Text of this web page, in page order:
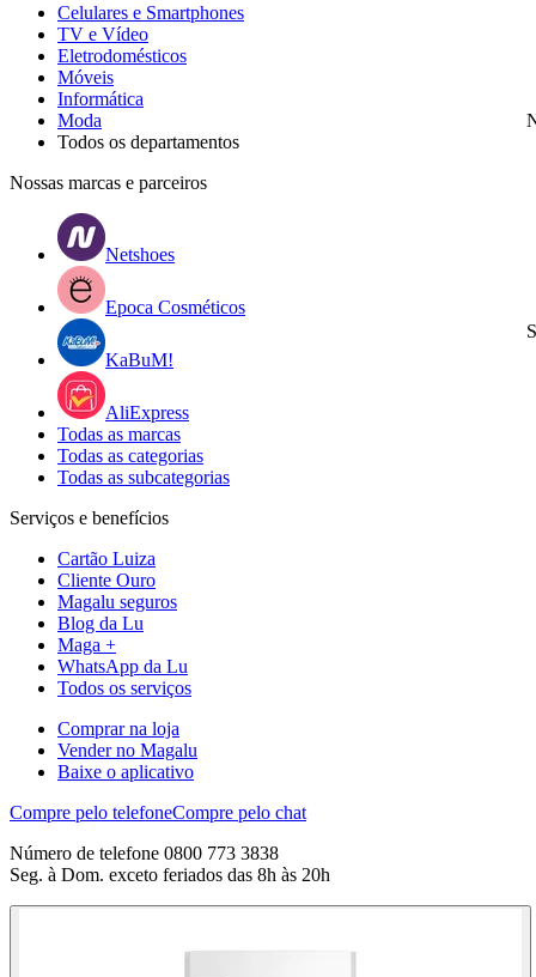
Celulares e Smartphones
TV e Vídeo
Eletrodomésticos
Móveis
Informática
Moda
Todos os departamentos
Nossas marcas e parceiros
Netshoes
Epoca Cosméticos
KaBuM!
AliExpress
Todas as marcas
Todas as categorias
Todas as subcategorias
Serviços e benefícios
Cartão Luiza
Cliente Ouro
Magalu seguros
Blog da Lu
Maga +
WhatsApp da Lu
Todos os serviços
Comprar na loja
Vender no Magalu
Baixe o aplicativo
Compre pelo telefoneCompre pelo chat
Número de telefone 0800 773 3838
Seg. à Dom. exceto feriados das 8h às 20h